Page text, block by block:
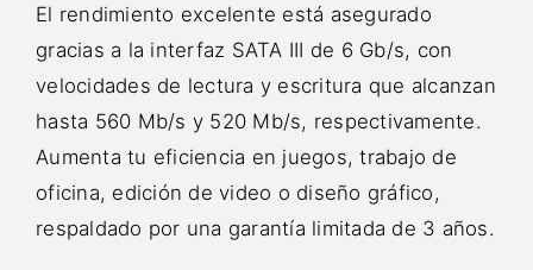
El rendimiento excelente está asegurado
gracias a la interfaz SATA III de 6 Gb/s, con
velocidades de lectura y escritura que alcanzan
hasta 560 Mb/s y 520 Mb/s, respectivamente.
Aumenta tu eficiencia en juegos, trabajo de
oficina, edición de video o diseño gráfico,
respaldado por una garantía limitada de 3 años.